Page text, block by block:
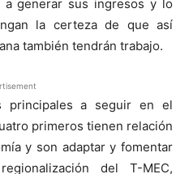
generar sus ingresos y lo
la certeza de que así
también tendrán trabajo.
principales a seguir en el
primeros tienen relación
y son adaptar y fomentar
del T-MEC,